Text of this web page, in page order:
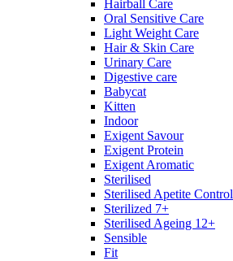
Hairball Care
Oral Sensitive Care
Light Weight Care
Hair & Skin Care
Urinary Care
Digestive care
Babycat
Kitten
Indoor
Exigent Savour
Exigent Protein
Exigent Aromatic
Sterilised
Sterilised Apetite Control
Sterilized 7+
Sterilised Ageing 12+
Sensible
Fit